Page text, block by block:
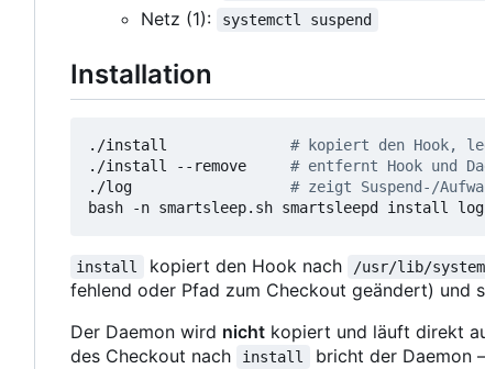
Netz (1): systemctl suspend
Installation
./install # kopiert den Hook,
./install --remove # entfernt Hook und
./log # zeigt Suspend-/
bash -n smartsleep.sh smartsleepd install
install kopiert den Hook nach /usr/lib/
fehlend oder Pfad zum Checkout geändert) und
Der Daemon wird nicht kopiert und läuft direkt
des Checkout nach
install bricht der Daemon